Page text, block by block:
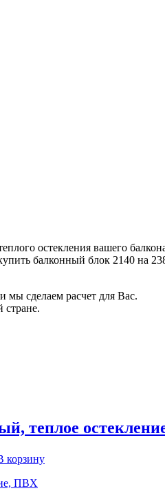
остекления вашего
балконный блок 2140 на
мы сделаем расчет для Вас.
стране.
теплое
корзину